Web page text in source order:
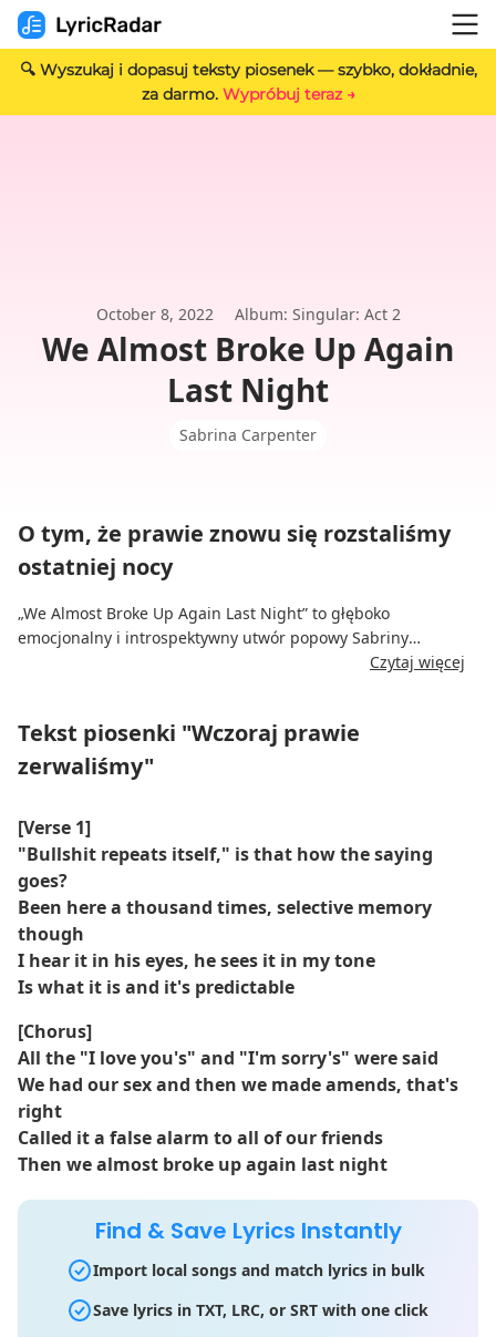
🔍 Wyszukaj i dopasuj teksty piosenek — szybko, dokładnie,
za darmo. Wypróbuj teraz →
October 8, 2022 Album: Singular: Act 2
We Almost Broke Up Again
Last Night
Sabrina Carpenter
O tym, że prawie znowu się rozstaliśmy
ostatniej nocy
„We Almost Broke Up Again Last Night” to głęboko
emocjonalny i introspektywny utwór popowy Sabriny
Carpenter z albumu „Singular: Act 2”. Utwór, wydany 8
zamętu.
Utwór zawiera surowy, pełen wyznań tekst, który ukazuje
sugestywną melodią i emocjonalnym wokalem Sabriny. Utwór
łączy elementy indie popu z bardziej intymną, oszczędną
produkcją, pozwalając, by szczery przekaz głęboko rezonował
z słuchaczami.
Czytaj więcej
Tekst piosenki "Wczoraj prawie
zerwaliśmy"
[Verse 1]
"Bullshit repeats itself," is that how the saying
goes?
Been here a thousand times, selective memory
though
I hear it in his eyes, he sees it in my tone
Is what it is and it's predictable
[Chorus]
All the "I love you's" and "I'm sorry's" were said
We had our sex and then we made amends, that's
right
Called it a false alarm to all of our friends
Then we almost broke up again last night
Find & Save Lyrics Instantly
Import local songs and match lyrics in bulk
Save lyrics in TXT, LRC, or SRT with one click